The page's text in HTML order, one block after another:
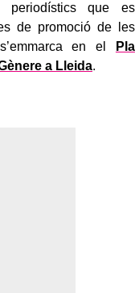
periodístics que es
de promoció de les
en el
Pla
a Lleida.